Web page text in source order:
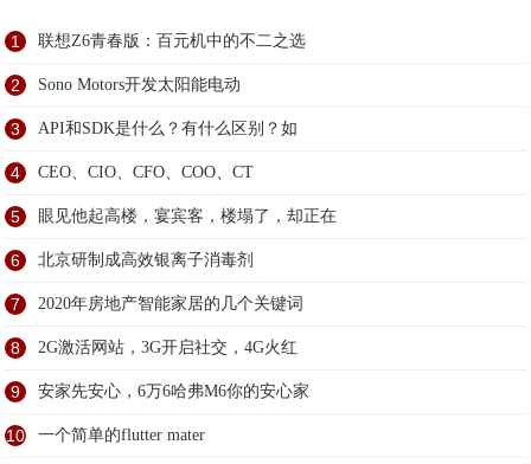
1 联想Z6青春版：百元机中的不二之选
2 Sono Motors开发太阳能电动
3 API和SDK是什么？有什么区别？如
4 CEO、CIO、CFO、COO、CT
5 眼见他起高楼，宴宾客，楼塌了，却正在
6 北京研制成高效银离子消毒剂
7 2020年房地产智能家居的几个关键词
8 2G激活网站，3G开启社交，4G火红
9 安家先安心，6万6哈弗M6你的安心家
10 一个简单的flutter mater